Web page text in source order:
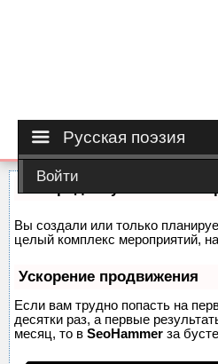
Русская поэзия
Войти
Вы создали или только
целый комплекс мероприятий,
Ускорение продвижения
Если вам трудно попасть на
десятки раз, а первые
месяц, то в SeoHammer за